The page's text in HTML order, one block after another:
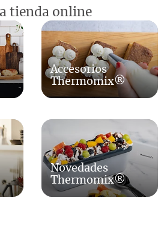
tienda online
Accesorios
Thermomix®
Novedades
Thermomix®